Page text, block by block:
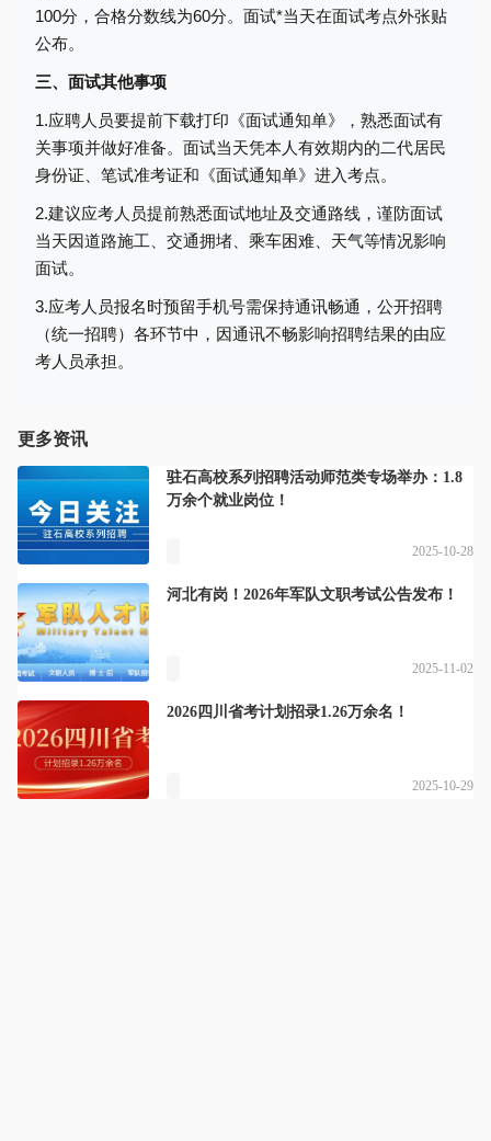
100分，合格分数线为60分。面试*当天在面试考点外张贴
公布。
三、面试其他事项
1.应聘人员要提前下载打印《面试通知单》，熟悉面试有
关事项并做好准备。面试当天凭本人有效期内的二代居民
身份证、笔试准考证和《面试通知单》进入考点。
2.建议应考人员提前熟悉面试地址及交通路线，谨防面试
当天因道路施工、交通拥堵、乘车困难、天气等情况影响
面试。
3.应考人员报名时预留手机号需保持通讯畅通，公开招聘
（统一招聘）各环节中，因通讯不畅影响招聘结果的由应
考人员承担。
更多资讯
驻石高校系列招聘活动师范类专场举办：1.8
万余个就业岗位！
2025-10-28
河北有岗！2026年军队文职考试公告发布！
2025-11-02
2026四川省考计划招录1.26万余名！
2025-10-29